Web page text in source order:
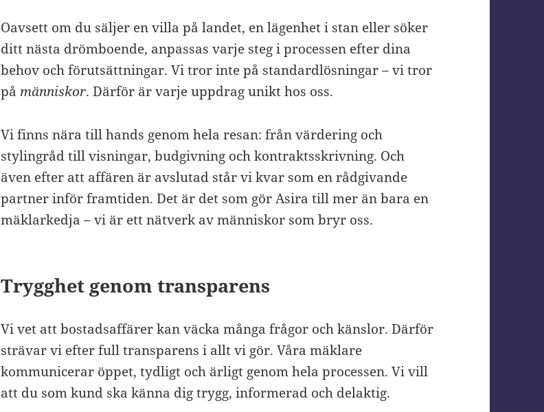
Oavsett om du säljer en villa på landet, en lägenhet i stan eller söker
ditt nästa drömboende, anpassas varje steg i processen efter dina
behov och förutsättningar. Vi tror inte på standardlösningar – vi tror
på människor. Därför är varje uppdrag unikt hos oss.
Vi finns nära till hands genom hela resan: från värdering och
stylingråd till visningar, budgivning och kontraktsskrivning. Och
även efter att affären är avslutad står vi kvar som en rådgivande
partner inför framtiden. Det är det som gör Asira till mer än bara en
mäklarkedja – vi är ett nätverk av människor som bryr oss.
Trygghet genom transparens
Vi vet att bostadsaffärer kan väcka många frågor och känslor. Därför
strävar vi efter full transparens i allt vi gör. Våra mäklare
kommunicerar öppet, tydligt och ärligt genom hela processen. Vi vill
att du som kund ska känna dig trygg, informerad och delaktig.